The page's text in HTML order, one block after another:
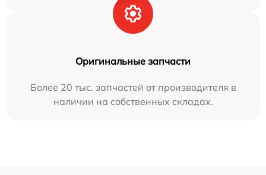
Оригинальные запчасти
Более 20 тыс. запчастей от производителя в
наличии на собственных складах.